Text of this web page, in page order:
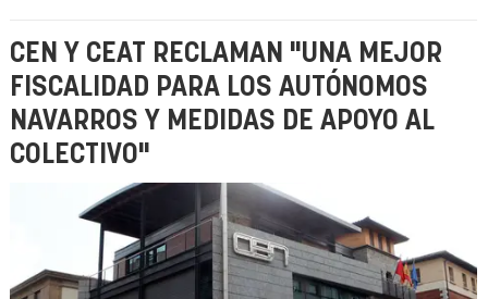
CEN Y CEAT RECLAMAN "UNA MEJOR
FISCALIDAD PARA LOS AUTÓNOMOS
NAVARROS Y MEDIDAS DE APOYO AL
COLECTIVO"